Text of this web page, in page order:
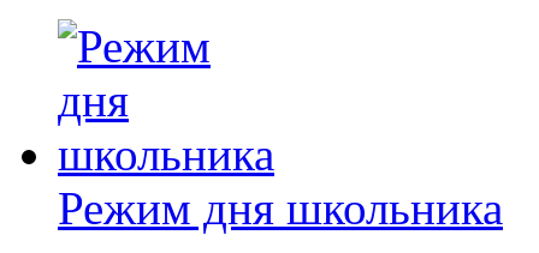
Режим дня школьника